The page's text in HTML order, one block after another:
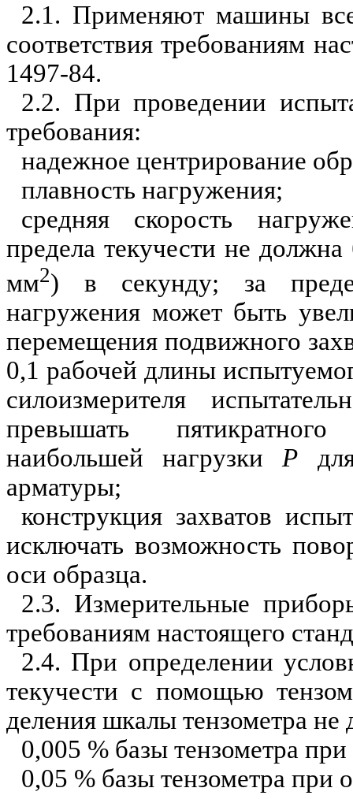
2.1. Применяют машины
соответствия требованиям
1497-84.
2.2. При проведении
требования:
надежное центрирование
плавность нагружения;
средняя скорость
предела текучести не
мм2) в секунду; за
нагружения может быть
перемещения подвижного
0,1 рабочей длины
силоизмерителя
превышать
наибольшей нагрузки Р
арматуры;
конструкция захватов
исключать возможность
оси образца.
2.3. Измерительные
требованиям настоящего
2.4. При определении
текучести с помощью
деления шкалы тензометра
0,005 % базы тензометра
0,05 % базы тензометра при